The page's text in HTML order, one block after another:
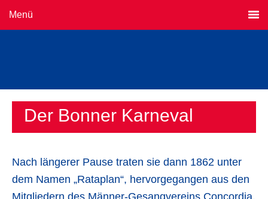
Menü
Der Bonner Karneval
Nach längerer Pause traten sie dann 1862 unter
dem Namen „Rataplan“, hervorgegangen aus den
Mitgliedern des Männer-Gesangvereins Concordia,